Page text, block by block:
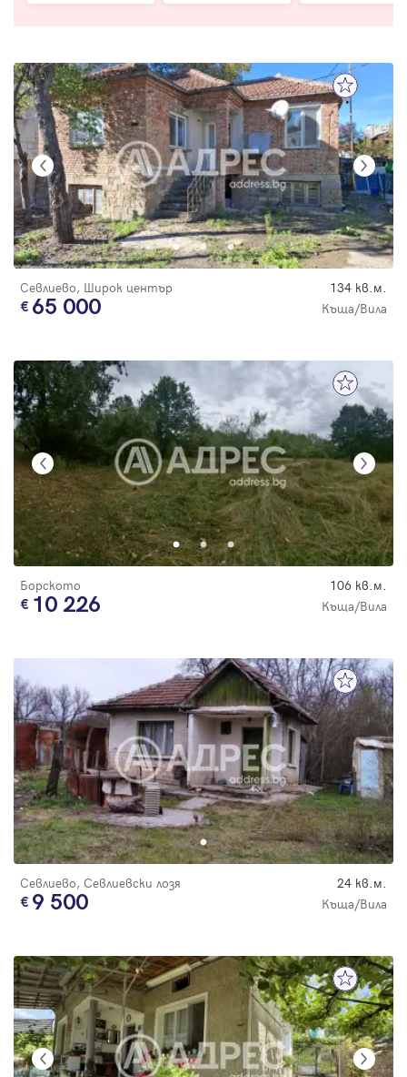
Севлиево, Широк център 134 кв.м.
65 000 Къща/Вила
Борското 106 кв.м.
10 226 Къща/Вила
Севлиево, Севлиевски лозя 24 кв.м.
9 500 Къща/Вила